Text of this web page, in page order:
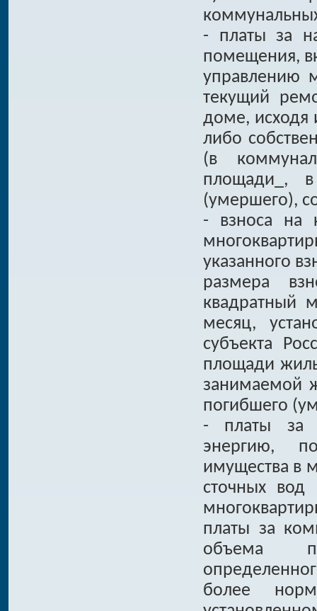
- платы за
помещения,
управлению
текущий
доме, исходя
либо
(в
площади_,
(умершего),
- взноса на
указанного
размера
квадратный
месяц,
субъекта
площади
занимаемой
погибшего
- платы за
энергию,
имущества в
сточных
платы за
объема
более